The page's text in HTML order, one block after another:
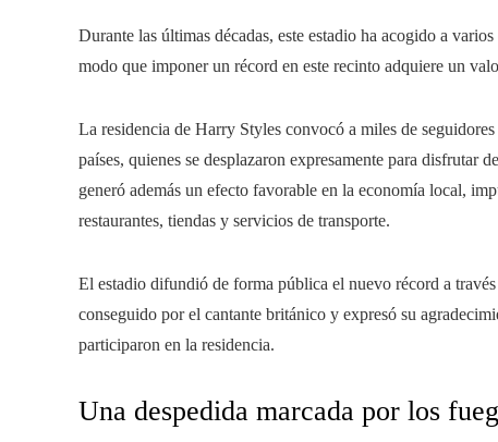
Durante las últimas décadas, este estadio ha acogido a
modo que imponer un récord en este recinto adquiere un
La residencia de Harry Styles convocó a miles de
países, quienes se desplazaron expresamente para
generó además un efecto favorable en la economía local,
restaurantes, tiendas y servicios de transporte.
El estadio difundió de forma pública el nuevo récord a
conseguido por el cantante británico y expresó su
participaron en la residencia.
Una despedida marcada por los